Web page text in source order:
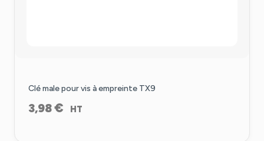
Clé male pour vis à empreinte TX9
3,98€ HT